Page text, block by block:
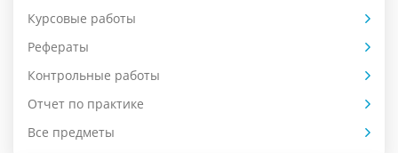
Курсовые работы
Рефераты
Контрольные работы
Отчет по практике
Все предметы